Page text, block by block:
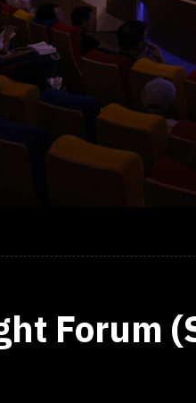
Forum